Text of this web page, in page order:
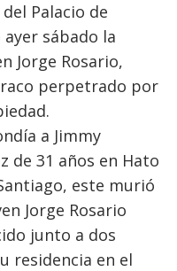
Palacio de
sábado la
Jorge Rosario,
perpetrado por
a Jimmy
de 31 años en Hato
este murió
Jorge Rosario
junto a dos
residencia en el